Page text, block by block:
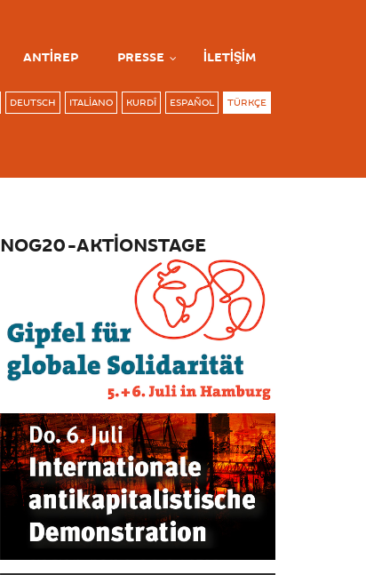
ANTIREP PRESSE İLETIŞIM
DEUTSCH ITALIANO KURDÎ ESPAÑOL TÜRKÇE
NOG20-AKTIONSTAGE